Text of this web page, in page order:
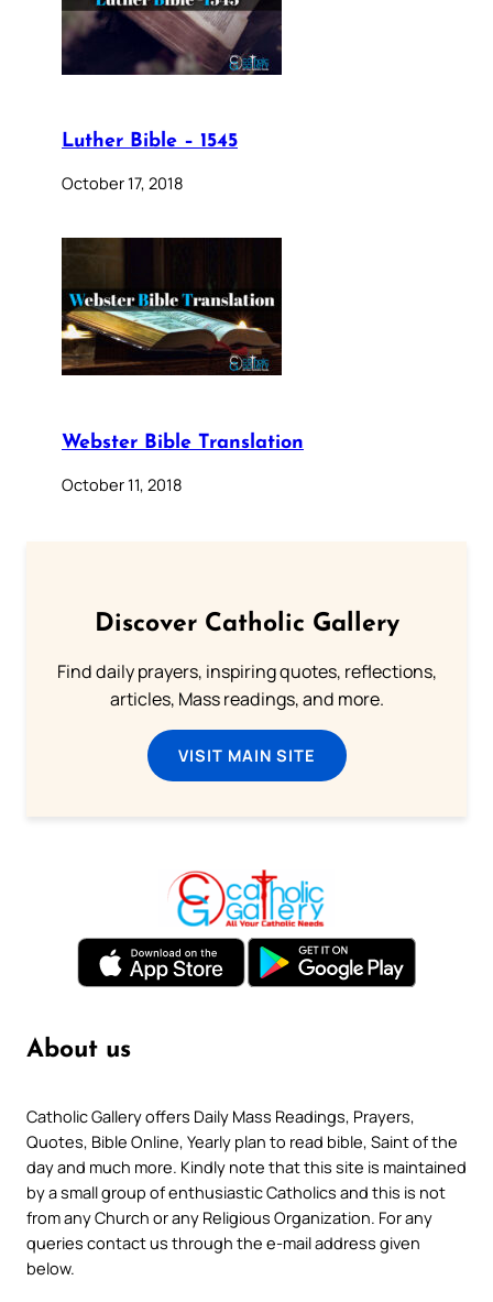
Luther Bible – 1545
October 17, 2018
Webster Bible Translation
October 11, 2018
Discover Catholic Gallery
Find daily prayers, inspiring quotes, reflections,
articles, Mass readings, and more.
VISIT MAIN SITE
About us
Catholic Gallery offers Daily Mass Readings, Prayers,
Quotes, Bible Online, Yearly plan to read bible, Saint of the
day and much more. Kindly note that this site is maintained
by a small group of enthusiastic Catholics and this is not
from any Church or any Religious Organization. For any
queries contact us through the e-mail address given
below.